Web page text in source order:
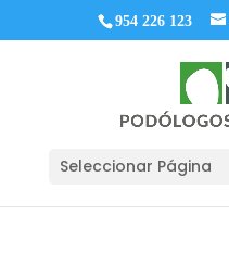
954 226 123
Seleccionar Página